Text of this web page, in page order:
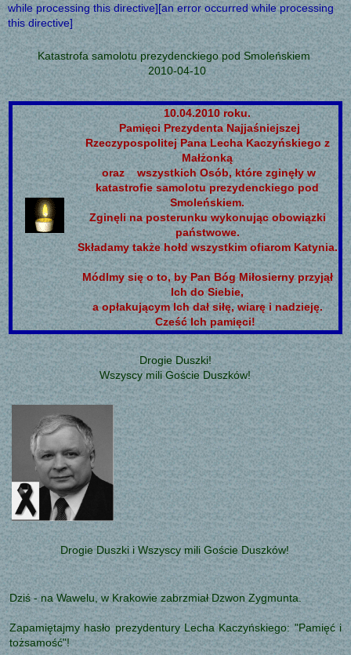
while processing this directive][an error occurred while processing
this directive]
Katastrofa samolotu prezydenckiego pod Smoleńskiem
2010-04-10
10.04.2010 roku.
Pamięci Prezydenta Najjaśniejszej
Rzeczypospolitej Pana Lecha Kaczyńskiego z
Małżonką
oraz
wszystkich Osób, które zginęły w
katastrofie samolotu prezydenckiego pod
Smoleńskiem.
Zginęli na posterunku wykonując obowiązki
państwowe.
Składamy także hołd wszystkim ofiarom Katynia.
Módlmy się o to, by Pan Bóg Miłosierny przyjął
Ich do Siebie,
a opłakującym Ich dał siłę, wiarę i nadzieję.
Cześć Ich pamięci!
Drogie Duszki!
Wszyscy mili Goście Duszków!
Drogie Duszki i Wszyscy mili Goście Duszków!
Dziś - na Wawelu, w Krakowie zabrzmiał Dzwon Zygmunta.
Zapamiętajmy hasło prezydentury Lecha Kaczyńskiego: "Pamięć i
tożsamość"!